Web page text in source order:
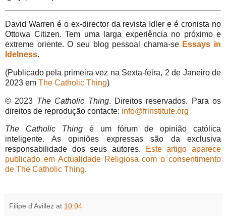
David Warren é o ex-director da revista Idler e é cronista no
Ottowa Citizen. Tem uma larga experiência no próximo e
extreme oriente. O seu blog pessoal chama-se Essays in
Idelness.
(Publicado pela primeira vez na Sexta-feira, 2 de Janeiro de
2023 em The Catholic Thing)
© 2023 The Catholic Thing. Direitos reservados.
Para os
direitos de reprodução contacte: info@frinstitute.org
The Catholic Thingé um fórum de opinião católica
inteligente. As opiniões expressas são da exclusiva
responsabilidade dos seus autores.
Este artigo aparece
publicado em Actualidade Religiosa com o consentimento
de The Catholic Thing.
Filipe d'Avillez at 10:04